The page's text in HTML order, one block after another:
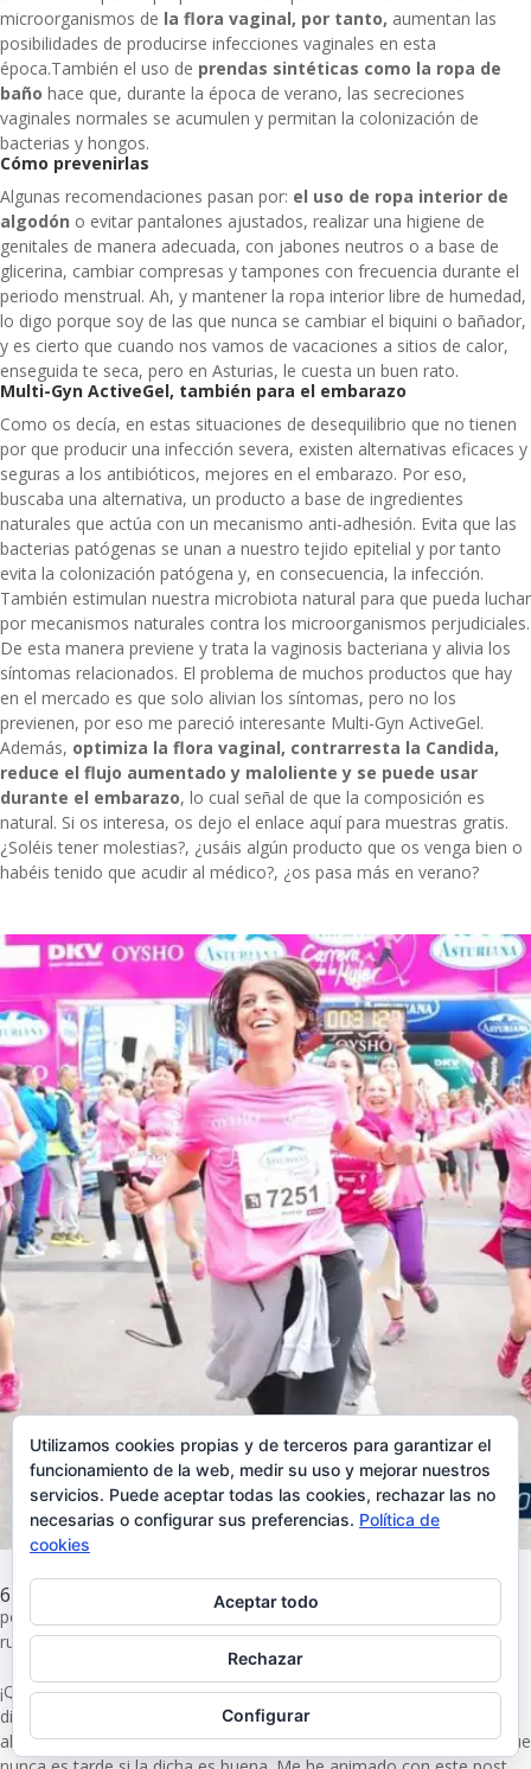
microorganismos de la flora vaginal, por tanto, aumentan las
posibilidades de producirse infecciones vaginales en esta
época.También el uso de prendas sintéticas como la ropa de
baño hace que, durante la época de verano, las secreciones
vaginales normales se acumulen y permitan la colonización de
bacterias y hongos.
Cómo prevenirlas
Algunas recomendaciones pasan por: el uso de ropa interior de
algodón o evitar pantalones ajustados, realizar una higiene de
genitales de manera adecuada, con jabones neutros o a base de
glicerina, cambiar compresas y tampones con frecuencia durante el
periodo menstrual. Ah, y mantener la ropa interior libre de humedad,
lo digo porque soy de las que nunca se cambiar el biquini o bañador,
y es cierto que cuando nos vamos de vacaciones a sitios de calor,
enseguida te seca, pero en Asturias, le cuesta un buen rato.
Multi-Gyn ActiveGel, también para el embarazo
Como os decía, en estas situaciones de desequilibrio que no tienen
por que producir una infección severa, existen alternativas eficaces y
seguras a los antibióticos, mejores en el embarazo. Por eso,
buscaba una alternativa, un producto a base de ingredientes
naturales que actúa con un mecanismo anti-adhesión. Evita que las
bacterias patógenas se unan a nuestro tejido epitelial y por tanto
evita la colonización patógena y, en consecuencia, la infección.
También estimulan nuestra microbiota natural para que pueda luchar
por mecanismos naturales contra los microorganismos perjudiciales.
De esta manera previene y trata la vaginosis bacteriana y alivia los
síntomas relacionados. El problema de muchos productos que hay
en el mercado es que solo alivian los síntomas, pero no los
previenen, por eso me pareció interesante Multi-Gyn ActiveGel.
Además, optimiza la flora vaginal, contrarresta la Candida,
reduce el flujo aumentado y maloliente y se puede usar
durante el embarazo, lo cual señal de que la composición es
natural. Si os interesa, os dejo el enlace aquí para muestras gratis.
¿Soléis tener molestias?, ¿usáis algún producto que os venga bien o
habéis tenido que acudir al médico?, ¿os pasa más en verano?
6 razones que te harán empezar a correr
pornosoyunadramamama Nov 21, 2016
running,salud
¡Quién me lo iba a decir! Toda la vida renegando del deporte,
diciendo que era un rollo, que no servía para nada y aquí estoy
ahora, vendiendo las bondades de practicar running. Tengo claro que
Utilizamos cookies propias y de terceros para garantizar el
funcionamiento de la web, medir su uso y mejorar nuestros
servicios. Puede aceptar todas las cookies, rechazar las no
necesarias o configurar sus preferencias. Política de
cookies
Aceptar todo
Rechazar
Configurar